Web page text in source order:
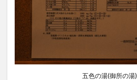
五色の湯(御所の湯)